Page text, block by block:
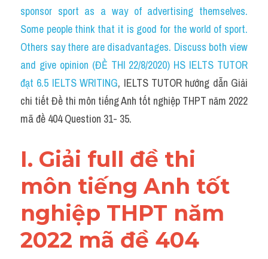
Grammar
Collocation
Word form
Cách dùng từ
Đề thi thật Task 2
Speaking
Writing
Reading
sponsor sport as a way of advertising themselves.
Some people think that it is good for the world of sport.
Others say there are disadvantages. Discuss both view
and give opinion (ĐỀ THI 22/8/2020) HS IELTS TUTOR
đạt 6.5 IELTS WRITING, IELTS TUTOR hướng dẫn Giải
chi tiết Đề thi môn tiếng Anh tốt nghiệp THPT năm 2022
mã đề 404 Question 31- 35.
I. Giải full đề thi
môn tiếng Anh tốt
nghiệp THPT năm
2022 mã đề 404